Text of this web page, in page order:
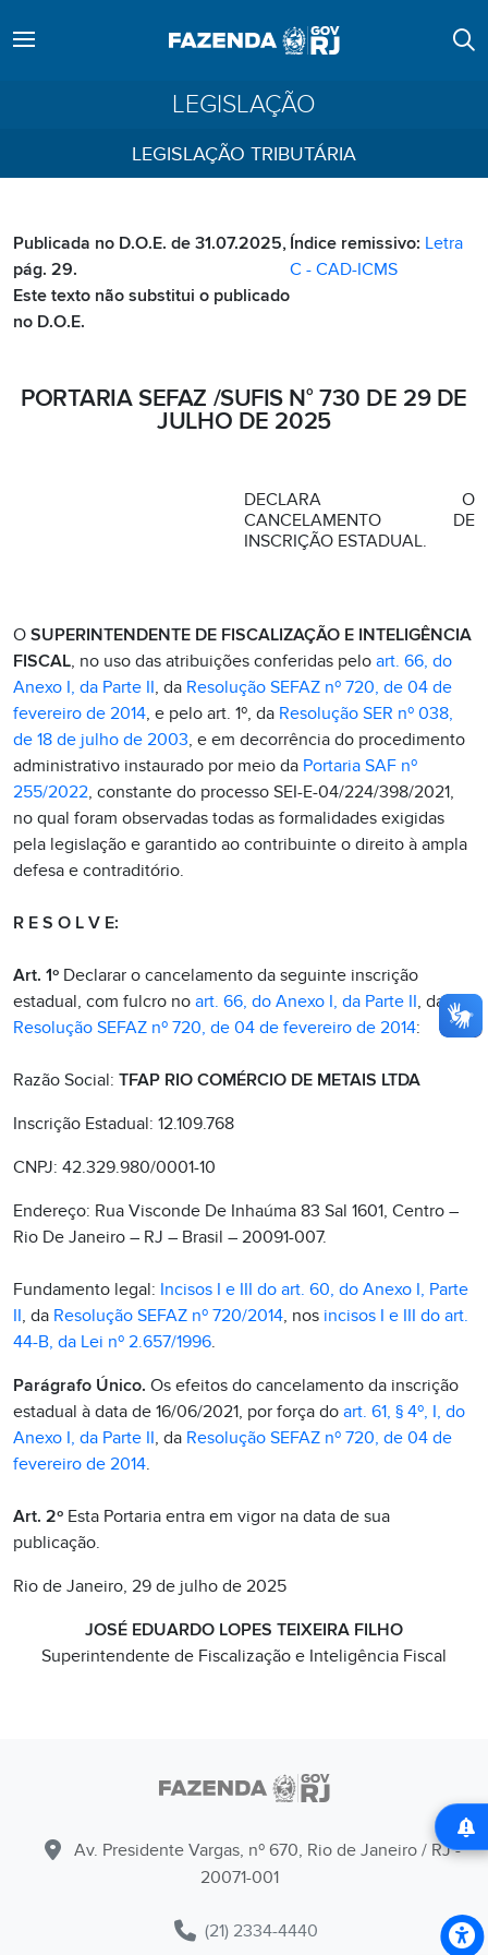
LEGISLAÇÃO
LEGISLAÇÃO TRIBUTÁRIA
Publicada no D.O.E. de 31.07.2025,
pág. 29.
Este texto não substitui o publicado
no D.O.E.
Índice remissivo: Letra
C - CAD-ICMS
PORTARIA SEFAZ /SUFIS N° 730 DE 29 DE
JULHO DE 2025
DECLARA O
CANCELAMENTO DE
INSCRIÇÃO ESTADUAL.
O SUPERINTENDENTE DE FISCALIZAÇÃO E INTELIGÊNCIA
FISCAL, no uso das atribuições conferidas pelo art. 66, do
Anexo I, da Parte II, da Resolução SEFAZ nº 720, de 04 de
fevereiro de 2014, e pelo art. 1º, da Resolução SER nº 038,
de 18 de julho de 2003, e em decorrência do procedimento
administrativo instaurado por meio da Portaria SAF nº
255/2022, constante do processo SEI-E-04/224/398/2021,
no qual foram observadas todas as formalidades exigidas
pela legislação e garantido ao contribuinte o direito à ampla
defesa e contraditório.
R E S O L V E:
Art. 1º Declarar o cancelamento da seguinte inscrição
estadual, com fulcro no art. 66, do Anexo I, da Parte II, da
Resolução SEFAZ nº 720, de 04 de fevereiro de 2014:
Razão Social: TFAP RIO COMÉRCIO DE METAIS LTDA
Inscrição Estadual: 12.109.768
CNPJ: 42.329.980/0001-10
Endereço: Rua Visconde De Inhaúma 83 Sal 1601, Centro –
Rio De Janeiro – RJ – Brasil – 20091-007.
Fundamento legal: Incisos I e III do art. 60, do Anexo I, Parte
II, da Resolução SEFAZ nº 720/2014, nos incisos I e III do art.
44-B, da Lei nº 2.657/1996.
Parágrafo Único. Os efeitos do cancelamento da inscrição
estadual à data de 16/06/2021, por força do art. 61, § 4º, I, do
Anexo I, da Parte II, da Resolução SEFAZ nº 720, de 04 de
fevereiro de 2014.
Art. 2º Esta Portaria entra em vigor na data de sua
publicação.
Rio de Janeiro, 29 de julho de 2025
JOSÉ EDUARDO LOPES TEIXEIRA FILHO
Superintendente de Fiscalização e Inteligência Fiscal
Av. Presidente Vargas, nº 670, Rio de Janeiro / RJ -
20071-001
(21) 2334-4440